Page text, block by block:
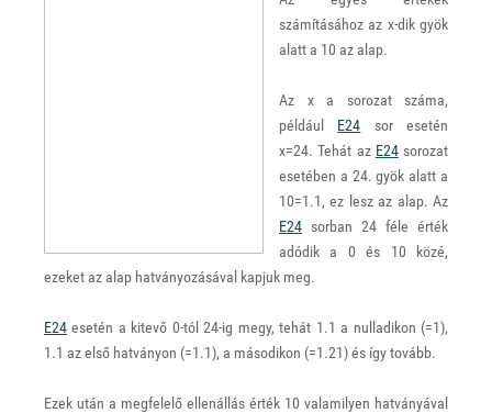
számításához az x-dik gyök
alatt a 10 az alap.
Az x a sorozat száma,
például E24 sor esetén
x=24. Tehát az E24sorozat
esetében a 24. gyök alatt a
10=1.1, ez lesz az alap. Az
E24 sorban 24 féle érték
adódik a 0 és 10 közé,
ezeket az alap hatványozásával kapjuk meg.
E24 esetén a kitevő 0-tól 24-ig megy, tehát 1.1 a nulladikon (=1),
1.1 az első hatványon (=1.1), a másodikon (=1.21) és így tovább.
Ezek után a megfelelő ellenállás érték 10 valamilyen hatványával